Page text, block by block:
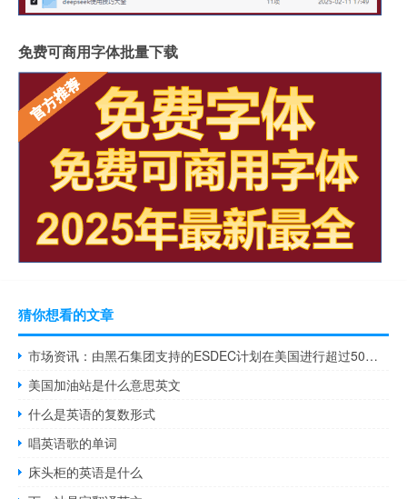
免费可商用字体批量下载
猜你想看的文章
市场资讯：由黑石集团支持的ESDEC计划在美国进行超过50亿美元的IPO
美国加油站是什么意思英文
什么是英语的复数形式
唱英语歌的单词
床头柜的英语是什么